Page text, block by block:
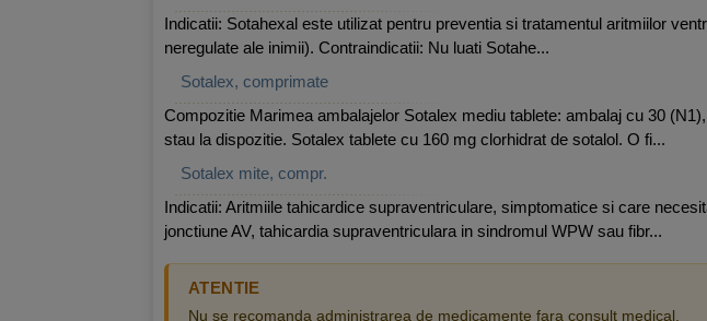
Indicatii: Sotahexal este utilizat pentru preventia si tratamentul aritmiilor
neregulate ale inimii). Contraindicatii: Nu luati Sotahe...
Sotalex, comprimate
Compozitie Marimea ambalajelor Sotalex mediu tablete: ambalaj cu 30
stau la dispozitie. Sotalex tablete cu 160 mg clorhidrat de sotalol. O fi...
Sotalex mite, compr.
Indicatii: Aritmiile tahicardice supraventriculare, simptomatice si care
jonctiune AV, tahicardia supraventriculara in sindromul WPW sau fibr...
ATENTIE
Nu se recomanda administrarea de medicamente fara consult medical.